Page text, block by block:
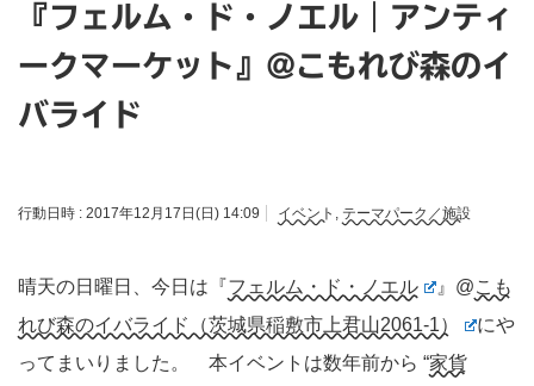
『フェルム・ド・ノエル｜アンティ
ークマーケット』@こもれび森のイ
バライド
行動日時 : 2017年12月17日(日) 14:09 イベント , テーマパーク／施設
晴天の日曜日、今日は『フェルム・ド・ノエル 』@こも
れび森のイバライド（茨城県稲敷市上君山2061-1）
にや
ってまいりました。 本イベントは数年前から “家貨